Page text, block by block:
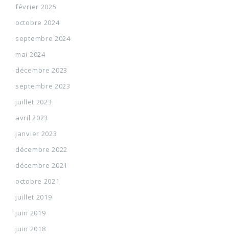
février 2025
octobre 2024
septembre 2024
mai 2024
décembre 2023
septembre 2023
juillet 2023
avril 2023
janvier 2023
décembre 2022
décembre 2021
octobre 2021
juillet 2019
juin 2019
juin 2018